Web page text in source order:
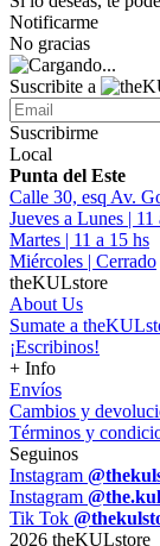
Notificarme
No gracias
Suscribite a
Suscribirme
Local
Punta del Este
Calle 30, esq Av.
Jueves a Lunes | 11
Martes | 11 a 15 hs
Miércoles | Cerrado
theKULstore
About Us
Sumate a
¡Escribinos!
+ Info
Envíos
Cambios y
Términos y
Seguinos
Instagram
Instagram
Tik Tok
2026 theKULstore